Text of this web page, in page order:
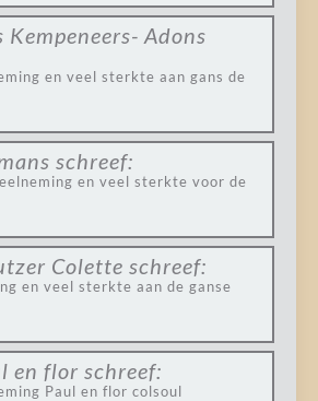
Kempeneers- Adons
en veel sterkte aan gans de
schreef:
en veel sterkte voor de
Colette schreef:
en veel sterkte aan de ganse
en flor schreef:
Paul en flor colsoul